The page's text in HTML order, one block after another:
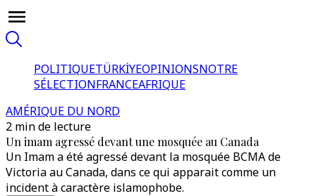
POLITIQUETÜRKİYEOPINIONSNOTRE
SÉLECTIONFRANCEAFRIQUE
AMÉRIQUE DU NORD
2 min de lecture
Un imam agressé devant une mosquée au Canada
Un Imam a été agressé devant la mosquée BCMA de
Victoria au Canada, dans ce qui apparait comme un
incident à caractère islamophobe.